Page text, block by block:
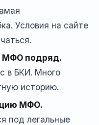
Условия на сайте
МФО подряд.
в БКИ. Много
историю.
МФО.
под легальные